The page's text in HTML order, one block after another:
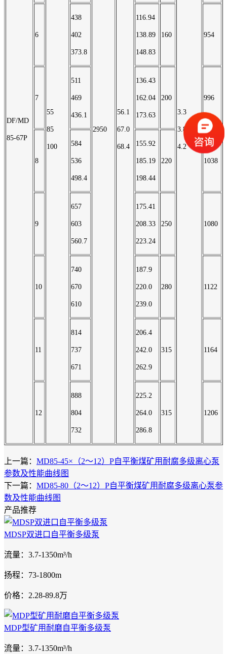
DF/MD
85-67P
55
85
100
2950
56.1
67.0
68.4
3.3
3.8
4.2
6
438
402
373.8
116.94
138.89
148.83
160 954
7
511
469
436.1
136.43
162.04
173.63
200 996
8
584
536
498.4
155.92
185.19
198.44
220 1038
9
657
603
560.7
175.41
208.33
223.24
250 1080
10
740
670
610
187.9
220.0
239.0
280 1122
11
814
737
671
206.4
242.0
262.9
315 1164
12
888
804
732
225.2
264.0
286.8
315 1206
上一篇： MD85-45×（2～12）P自平衡煤矿用耐腐多级离心泵
参数及性能曲线图
下一篇： MD85-80（2～12）P自平衡煤矿用耐腐多级离心泵参
数及性能曲线图
产品推荐
MDSP双进口自平衡多级泵
流量：3.7-1350m³/h
扬程：73-1800m
价格：2.28-89.8万
MDP型矿用耐磨自平衡多级泵
流量：3.7-1350m³/h